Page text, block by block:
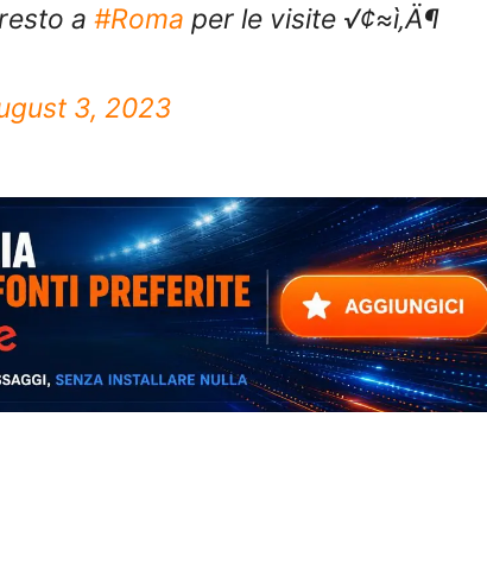
a #Roma per le visite √¢≈ì‚Ä¶
3, 2023